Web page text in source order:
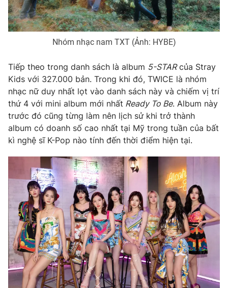
Chuyên mục khác
Emagazine Podcast
Video Shorts video
VTV Money VTV Thể thao
VTV Sức khoẻ Bất động sản
Thị trường 24h Tấm lòng Việt
VTV4 Vươn mình bằng AI
VTV9 VTV8
Liên hệ tòa soạn English
Nhóm nhạc nam TXT (Ảnh: HYBE)
Tiếp theo trong danh sách là album 5-STARcủa Stray
Kids với 327.000 bản. Trong khi đó, TWICE là nhóm
nhạc nữ duy nhất lọt vào danh sách này và chiếm vị trí
thứ 4 với mini album mới nhất Ready To Be. Album này
trước đó cũng từng làm nên lịch sử khi trở thành
album có doanh số cao nhất tại Mỹ trong tuần của bất
kì nghệ sĩ K-Pop nào tính đến thời điểm hiện tại.